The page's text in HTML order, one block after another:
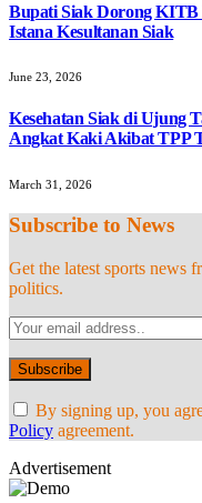
Bupati Siak Dorong KITB
Istana Kesultanan Siak
June 23, 2026
Kesehatan Siak di Ujung
Angkat Kaki Akibat TPP
March 31, 2026
Subscribe to News
Get the latest sports news
politics.
By signing up, you
Policy agreement.
Advertisement